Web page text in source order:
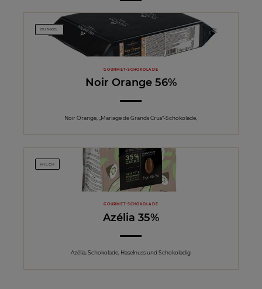
DUNKEL
GOURMET-SCHOKOLADE
Noir Orange 56%
Noir Orange, „Mariage de Grands Crus“-Schokolade,
MILCH
GOURMET-SCHOKOLADE
Azélia 35%
Azélia, Schokolade, Haselnuss und Schokoladig